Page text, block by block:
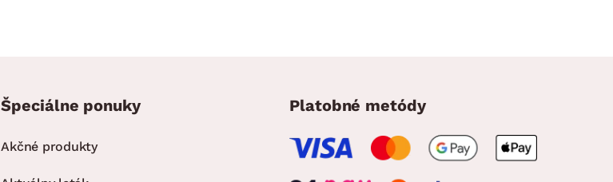
Špeciálne ponuky
Akčné produkty
Platobné metódy